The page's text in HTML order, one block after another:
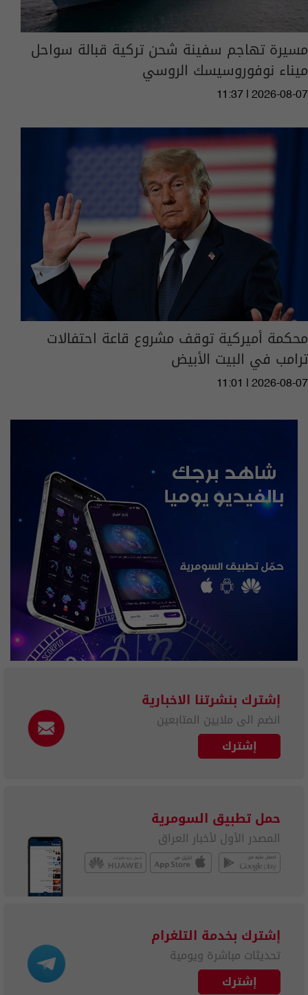
مسيرة تهاجم سفينة شحن تركية قبالة سواحل
ميناء نوفوروسيسك الروسي
11:37 | 2026-08-07
محكمة أميركية توقف مشروع قاعة احتفالات
ترامب في البيت الأبيض
11:01 | 2026-08-07
إشترك بنشرتنا الاخبارية
انضم الى ملايين المتابعين
إشترك
حمل تطبيق السومرية
المصدر الأول لأخبار العراق
إشترك بخدمة التلغرام
تحديثات مباشرة ويومية
إشترك